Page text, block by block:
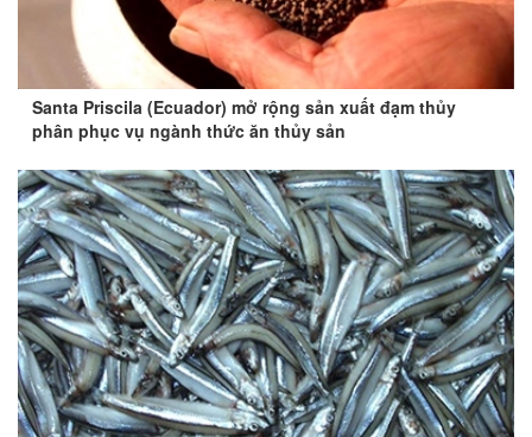
Santa Priscila (Ecuador) mở rộng sản xuất đạm thủy
phân phục vụ ngành thức ăn thủy sản